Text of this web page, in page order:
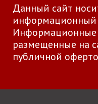
Данный сайт
информационный
размещенные на
публичной